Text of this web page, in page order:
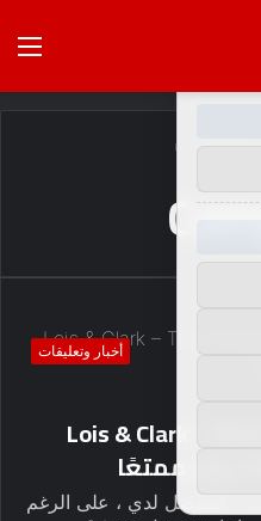
Complete
أخبار وتعليقات
Lois & Clark –
كان Smallville هو عرض Superman المفضل لدي ، على الرغم